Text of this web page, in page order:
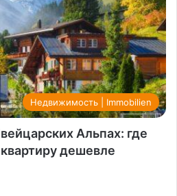
Недвижимость | Immobilien
Альпах: где
дешевле